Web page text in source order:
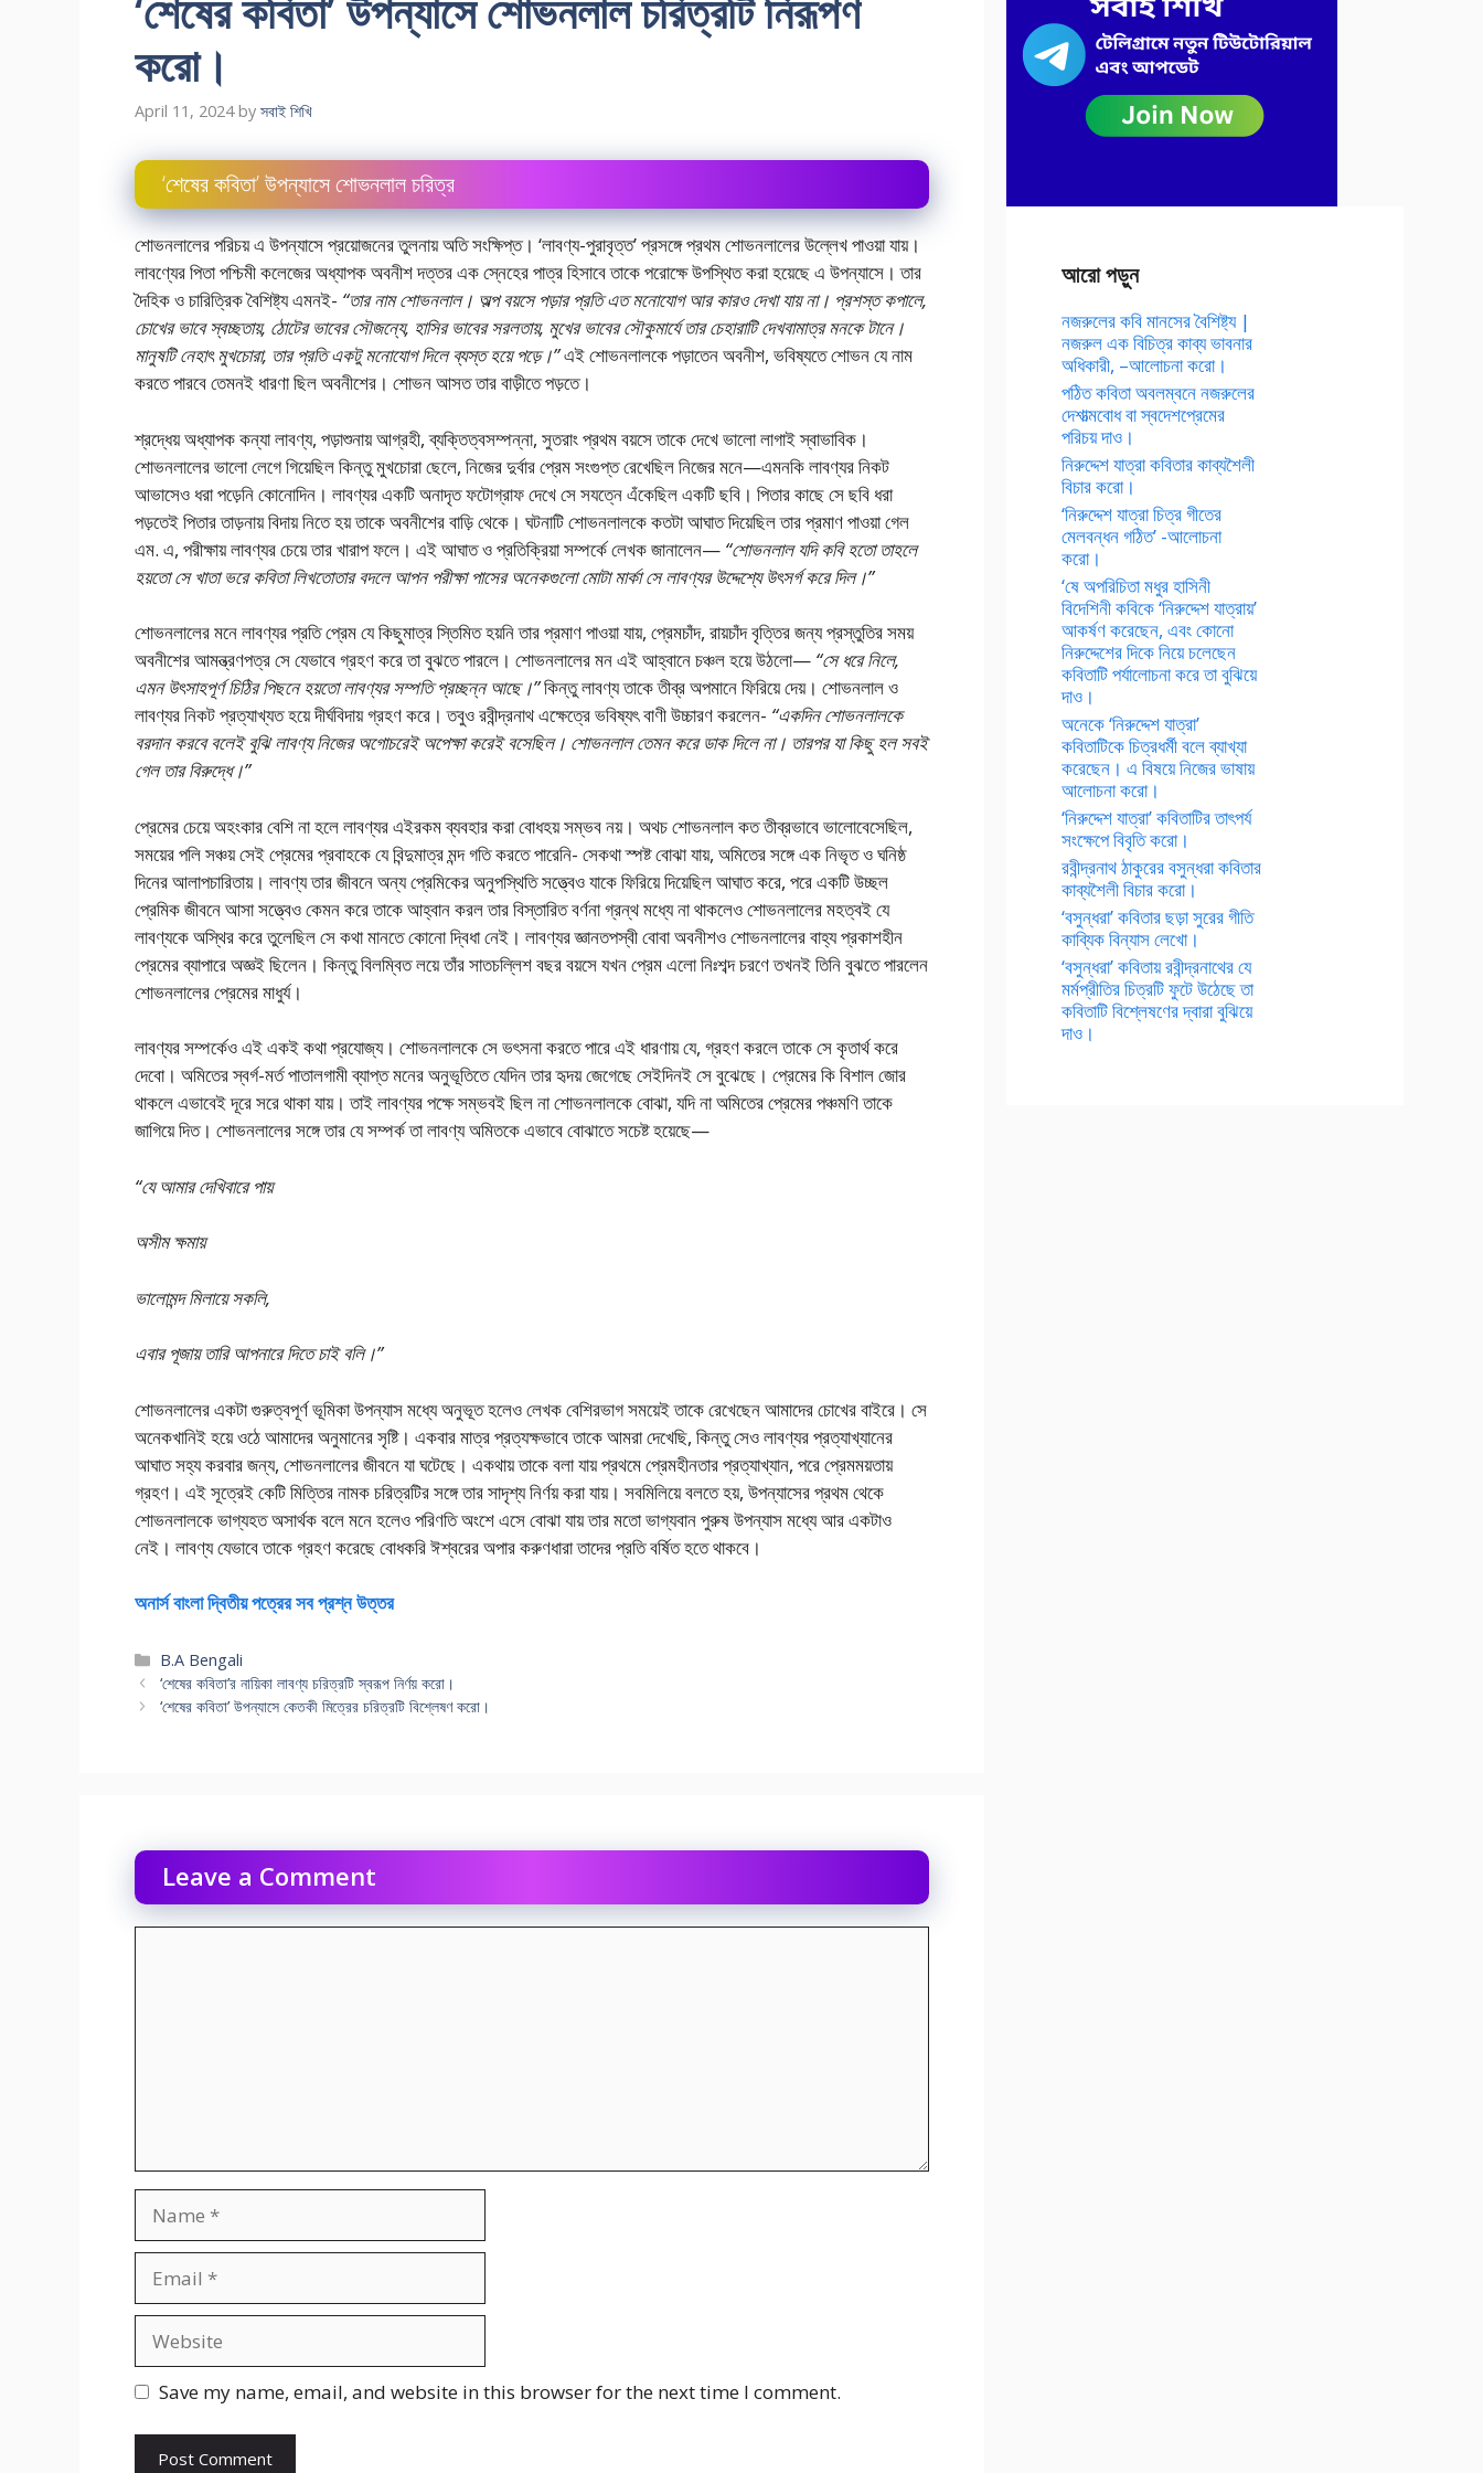
করাে।
April 11, 2024 by সবাই শিখি
‘শেষের কবিতা’ উপন্যাসে শােভনলাল চরিত্র
শােভনলালের পরিচয় এ উপন্যাসে প্রয়ােজনের তুলনায় অতি সংক্ষিপ্ত। ‘লাবণ্য-পুরাবৃত্ত’ প্রসঙ্গে প্রথম শােভনলালের উল্লেখ পাওয়া যায়।
লাবণ্যের পিতা পশ্চিমী কলেজের অধ্যাপক অবনীশ দত্তর এক স্নেহের পাত্র হিসাবে তাকে পরােক্ষে উপস্থিত করা হয়েছে এ উপন্যাসে। তার
দৈহিক ও চারিত্রিক বৈশিষ্ট্য এমনই- “তার নাম শােভনলাল। অল্প বয়সে পড়ার প্রতি এত মনােযােগ আর কারও দেখা যায় না। প্রশস্ত কপালে,
চোখের ভাবে স্বচ্ছতায়, ঠোটের ভাবের সৌজন্যে, হাসির ভাবের সরলতায়, মুখের ভাবের সৌকুমার্যে তার চেহারাটি দেখবামাত্র মনকে টানে।
মানুষটি নেহাৎ মুখচোরা, তার প্রতি একটু মনােযােগ দিলে ব্যস্ত হয়ে পড়ে।”এই শােভনলালকে পড়াতেন অবনীশ, ভবিষ্যতে শােভন যে নাম
করতে পারবে তেমনই ধারণা ছিল অবনীশের। শােভন আসত তার বাড়ীতে পড়তে।
শ্রদ্ধেয় অধ্যাপক কন্যা লাবণ্য, পড়াশুনায় আগ্রহী, ব্যক্তিত্বসম্পন্না, সুতরাং প্রথম বয়সে তাকে দেখে ভালাে লাগাই স্বাভাবিক।
শােভনলালের ভালাে লেগে গিয়েছিল কিন্তু মুখচোরা ছেলে, নিজের দুর্বার প্রেম সংগুপ্ত রেখেছিল নিজের মনে—এমনকি লাবণ্যর নিকট
আভাসেও ধরা পড়েনি কোনােদিন। লাবণ্যর একটি অনাদৃত ফটোগ্রাফ দেখে সে সযত্নে এঁকেছিল একটি ছবি। পিতার কাছে সে ছবি ধরা
পড়তেই পিতার তাড়নায় বিদায় নিতে হয় তাকে অবনীশের বাড়ি থেকে। ঘটনাটি শােভনলালকে কতটা আঘাত দিয়েছিল তার প্রমাণ পাওয়া গেল
এম. এ, পরীক্ষায় লাবণ্যর চেয়ে তার খারাপ ফলে। এই আঘাত ও প্রতিক্রিয়া সম্পর্কে লেখক জানালেন— “শােভনলাল যদি কবি হতাে তাহলে
হয়তাে সে খাতা ভরে কবিতা লিখতােতার বদলে আপন পরীক্ষা পাসের অনেকগুলাে মােটা মার্কা সে লাবণ্যর উদ্দেশ্যে উৎসর্গ করে দিল।”
শােভনলালের মনে লাবণ্যর প্রতি প্রেম যে কিছুমাত্র স্তিমিত হয়নি তার প্রমাণ পাওয়া যায়, প্রেমচাঁদ, রায়চাঁদ বৃত্তির জন্য প্রস্তুতির সময়
অবনীশের আমন্ত্রণপত্র সে যেভাবে গ্রহণ করে তা বুঝতে পারলে। শােভনলালের মন এই আহ্বানে চঞ্চল হয়ে উঠলাে— “সে ধরে নিলে,
এমন উৎসাহপূর্ণ চিঠির পিছনে হয়তাে লাবণ্যর সম্পতি প্রচ্ছন্ন আছে।”কিন্তু লাবণ্য তাকে তীব্র অপমানে ফিরিয়ে দেয়। শােভনলাল ও
লাবণ্যর নিকট প্রত্যাখ্যত হয়ে দীর্ঘবিদায় গ্রহণ করে। তবুও রবীন্দ্রনাথ এক্ষেত্রে ভবিষ্যৎ বাণী উচ্চারণ করলেন- “একদিন শােভনলালকে
বরদান করবে বলেই বুঝি লাবণ্য নিজের অগােচরেই অপেক্ষা করেই বসেছিল। শােভনলাল তেমন করে ডাক দিলে না। তারপর যা কিছু হল সবই
গেল তার বিরুদ্ধে।”
প্রেমের চেয়ে অহংকার বেশি না হলে লাবণ্যর এইরকম ব্যবহার করা বােধহয় সম্ভব নয়। অথচ শােভনলাল কত তীব্রভাবে ভালােবেসেছিল,
সময়ের পলি সঞ্চয় সেই প্রেমের প্রবাহকে যে বিন্দুমাত্র মন্দ গতি করতে পারেনি- সেকথা স্পষ্ট বােঝা যায়, অমিতের সঙ্গে এক নিভৃত ও ঘনিষ্ঠ
দিনের আলাপচারিতায়। লাবণ্য তার জীবনে অন্য প্রেমিকের অনুপস্থিতি সত্ত্বেও যাকে ফিরিয়ে দিয়েছিল আঘাত করে, পরে একটি উচ্ছল
প্রেমিক জীবনে আসা সত্ত্বেও কেমন করে তাকে আহ্বান করল তার বিস্তারিত বর্ণনা গ্রন্থ মধ্যে না থাকলেও শােভনলালের মহত্বই যে
লাবণ্যকে অস্থির করে তুলেছিল সে কথা মানতে কোনাে দ্বিধা নেই। লাবণ্যর জ্ঞানতপস্বী বােবা অবনীশও শােভনলালের বাহ্য প্রকাশহীন
প্রেমের ব্যাপারে অজ্ঞই ছিলেন। কিন্তু বিলম্বিত লয়ে তাঁর সাতচল্লিশ বছর বয়সে যখন প্রেম এলাে নিঃশব্দ চরণে তখনই তিনি বুঝতে পারলেন
শােভনলালের প্রেমের মাধুর্য।
লাবণ্যর সম্পর্কেও এই একই কথা প্রযােজ্য। শােভনলালকে সে ভৎসনা করতে পারে এই ধারণায় যে, গ্রহণ করলে তাকে সে কৃতার্থ করে
দেবাে। অমিতের স্বর্গ-মর্ত পাতালগামী ব্যাপ্ত মনের অনুভূতিতে যেদিন তার হৃদয় জেগেছে সেইদিনই সে বুঝেছে। প্রেমের কি বিশাল জোর
থাকলে এভাবেই দূরে সরে থাকা যায়। তাই লাবণ্যর পক্ষে সম্ভবই ছিল না শােভনলালকে বােঝা, যদি না অমিতের প্রেমের পঞ্চমণি তাকে
জাগিয়ে দিত। শােভনলালের সঙ্গে তার যে সম্পর্ক তা লাবণ্য অমিতকে এভাবে বােঝাতে সচেষ্ট হয়েছে—
“যে আমার দেখিবারে পায়
অসীম ক্ষমায়
ভালােমন্দ মিলায়ে সকলি,
এবার পূজায় তারি আপনারে দিতে চাই বলি।”
শােভনলালের একটা গুরুত্বপূর্ণ ভূমিকা উপন্যাস মধ্যে অনুভূত হলেও লেখক বেশিরভাগ সময়েই তাকে রেখেছেন আমাদের চোখের বাইরে। সে
অনেকখানিই হয়ে ওঠে আমাদের অনুমানের সৃষ্টি। একবার মাত্র প্রত্যক্ষভাবে তাকে আমরা দেখেছি, কিন্তু সেও লাবণ্যর প্রত্যাখ্যানের
আঘাত সহ্য করবার জন্য, শােভনলালের জীবনে যা ঘটেছে। একথায় তাকে বলা যায় প্রথমে প্রেমহীনতার প্রত্যাখ্যান, পরে প্রেমময়তায়
গ্রহণ। এই সূত্রেই কেটি মিত্তির নামক চরিত্রটির সঙ্গে তার সাদৃশ্য নির্ণয় করা যায়। সবমিলিয়ে বলতে হয়, উপন্যাসের প্রথম থেকে
শােভনলালকে ভাগ্যহত অসার্থক বলে মনে হলেও পরিণতি অংশে এসে বােঝা যায় তার মতাে ভাগ্যবান পুরুষ উপন্যাস মধ্যে আর একটাও
নেই। লাবণ্য যেভাবে তাকে গ্রহণ করেছে বােধকরি ঈশ্বরের অপার করুণধারা তাদের প্রতি বর্ষিত হতে থাকবে।
অনার্স বাংলা দ্বিতীয় পত্রের সব প্রশ্ন উত্তর
Categories
B.A Bengali
‘শেষের কবিতা’র নায়িকা লাবণ্য চরিত্রটি স্বরূপ নির্ণয় করাে।
‘শেষের কবিতা’ উপন্যাসে কেতকী মিত্রের চরিত্রটি বিশ্লেষণ করাে।
Leave a Comment
Save my name, email, and website in this browser for the next time I comment.
আরো পড়ুন
নজরুলের কবি মানসের বৈশিষ্ট্য |
নজরুল এক বিচিত্র কাব্য ভাবনার
অধিকারী, –আলোচনা করো।
পঠিত কবিতা অবলম্বনে নজরুলের
দেশাত্মবোধ বা স্বদেশপ্রেমের
পরিচয় দাও।
নিরুদ্দেশ যাত্রা কবিতার কাব্যশৈলী
বিচার করো।
‘নিরুদ্দেশ যাত্রা চিত্র গীতের
মেলবন্ধন গঠিত’ -আলোচনা
করো।
‘ষে অপরিচিতা মধুর হাসিনী
বিদেশিনী কবিকে ‘নিরুদ্দেশ যাত্রায়’
আকর্ষণ করেছেন, এবং কোনো
নিরুদ্দেশের দিকে নিয়ে চলেছেন
কবিতাটি পর্যালোচনা করে তা বুঝিয়ে
দাও।
অনেকে ‘নিরুদ্দেশ যাত্রা’
কবিতাটিকে চিত্রধর্মী বলে ব্যাখ্যা
করেছেন। এ বিষয়ে নিজের ভাষায়
আলোচনা করো।
‘নিরুদ্দেশ যাত্রা’ কবিতাটির তাৎপর্য
সংক্ষেপে বিবৃতি করো।
রবীন্দ্রনাথ ঠাকুরের বসুন্ধরা কবিতার
কাব্যশৈলী বিচার করো।
‘বসুন্ধরা’ কবিতার ছড়া সুরের গীতি
কাব্যিক বিন্যাস লেখো।
‘বসুন্ধরা’ কবিতায় রবীন্দ্রনাথের যে
মর্মপ্রীতির চিত্রটি ফুটে উঠেছে তা
কবিতাটি বিশ্লেষণের দ্বারা বুঝিয়ে
দাও।